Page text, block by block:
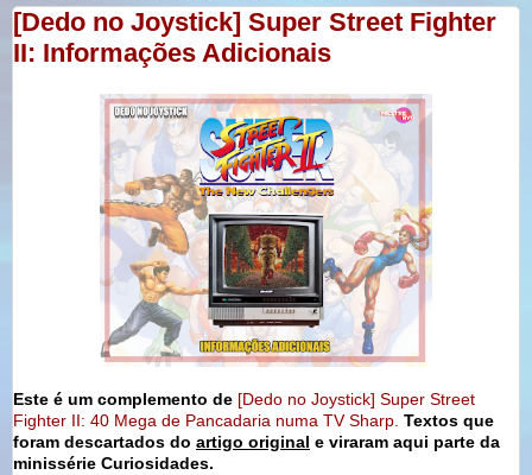
[Dedo no Joystick] Super Street Fighter
II: Informações Adicionais
Este é um complemento de [Dedo no Joystick] Super Street
Fighter II: 40 Mega de Pancadaria numa TV Sharp. Textos que
foram descartados do artigo original e viraram aqui parte da
minissérie Curiosidades.